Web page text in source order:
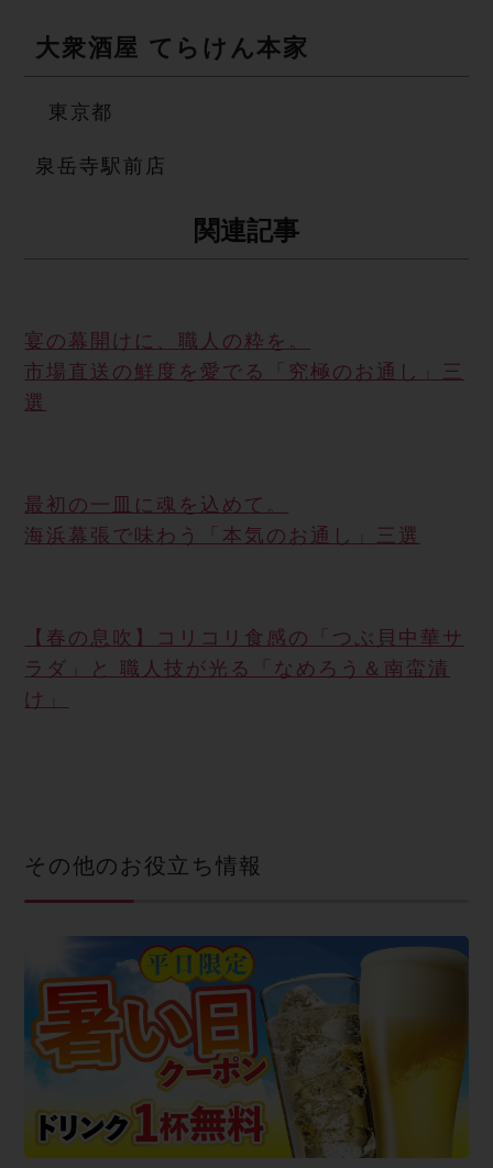
大衆酒屋 てら け ん 本 家
東 京 都
泉岳寺駅前店
関 連 記 事
宴の幕開けに、職人の粋を。
市場直送の鮮度を愛でる「究極のお通し」三
選
最初の一皿に魂を込めて。
海浜幕張で味わう「本気のお通し」三選
【春の息吹】コリコリ食感の「つぶ貝中華サ
ラダ」と 職人技が光る「なめろう＆南蛮漬
け」
その他のお役立ち情報